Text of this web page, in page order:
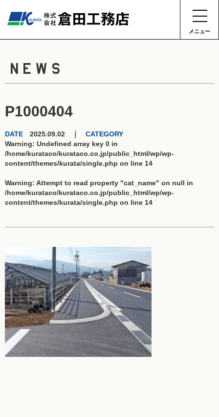
メニュー
NEWS
P1000404
DATE 2025.09.02 ｜ CATEGORY
Warning: Undefined array key 0 in
/home/kurataco/kurataco.co.jp/public_html/wp/wp-
content/themes/kurata/single.php on line 14
Warning: Attempt to read property "cat_name" on null in
/home/kurataco/kurataco.co.jp/public_html/wp/wp-
content/themes/kurata/single.php on line 14